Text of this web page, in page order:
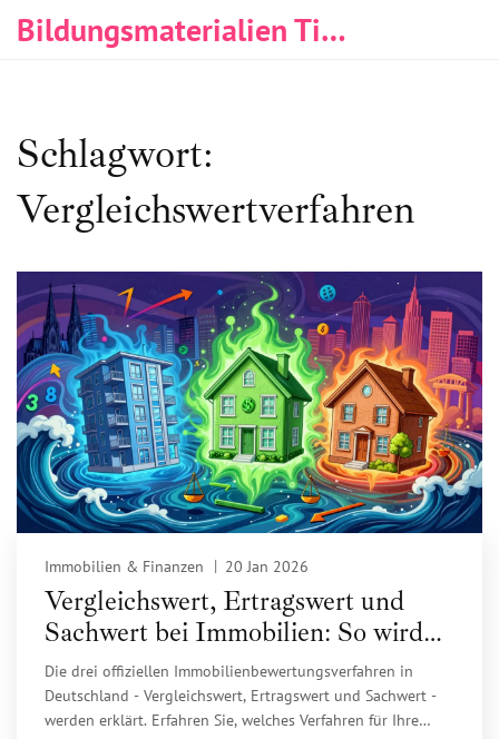
Bildungsmaterialien Tischlerei & Immobilien
Schlagwort:
Vergleichswertverfahren
Immobilien & Finanzen 20 Jan 2026
Vergleichswert, Ertragswert und
Sachwert bei Immobilien: So wird
Ihr Grundstück bewertet
Die drei offiziellen Immobilienbewertungsverfahren in
Deutschland - Vergleichswert, Ertragswert und Sachwert -
werden erklärt. Erfahren Sie, welches Verfahren für Ihre